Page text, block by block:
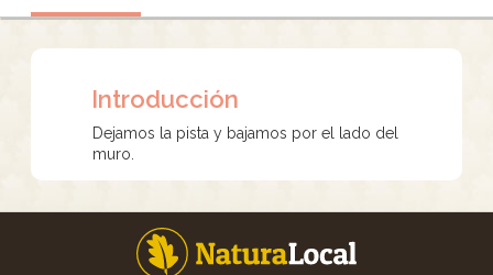
Introducción
Dejamos la pista y bajamos por el lado del
muro.